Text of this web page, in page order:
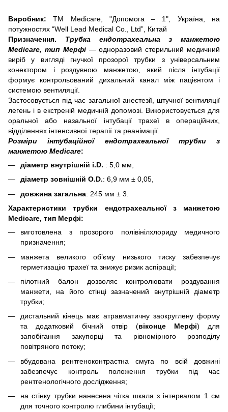
Виробник:ТМ Medicare, "Допомога – 1", Україна, на
потужностях “Well Lead Medical Co., Ltd”, Китай
Призначення.
Трубка ендотрахеальна з манжетою
Medicare, тип Мерфі — одноразовий стерильний медичний
виріб у вигляді гнучкої прозорої трубки з універсальним
конектором і роздувною манжетою, який після інтубації
формує контрольований дихальний канал між пацієнтом і
системою вентиляції.
Застосовується під час загальної анестезії, штучної вентиляції
легень і в екстреній медичній допомозі. Використовується для
оральної або назальної інтубації трахеї в операційних,
відділеннях інтенсивної терапії та реанімації.
Розміри інтубаційної ендотрахеальної трубки з
манжетою Medicare:
діаметр внутрішній i.D. : 5,0 мм,
діаметр зовнішній O.D.: 6,9 мм ± 0,05,
довжина загальна: 245 мм ± 3.
Характеристики трубки ендотрахеальної з манжетою
Medicare, тип Мерфі:
виготовлена з прозорого полівінілхлориду медичного
призначення;
манжета великого об’єму низького тиску забезпечує
герметизацію трахеї та знижує ризик аспірації;
пілотний балон дозволяє контролювати роздування
манжети, на його стінці зазначений внутрішній діаметр
трубки;
дистальний кінець має атравматичну заокруглену форму
та додатковий бічний отвір (віконце Мерфі) для
запобігання закупорці та рівномірного розподілу
повітряного потоку;
вбудована рентгеноконтрастна смуга по всій довжині
забезпечує контроль положення трубки під час
рентгенологічного дослідження;
на стінку трубки нанесена чітка шкала з інтервалом 1 см
для точного контролю глибини інтубації;